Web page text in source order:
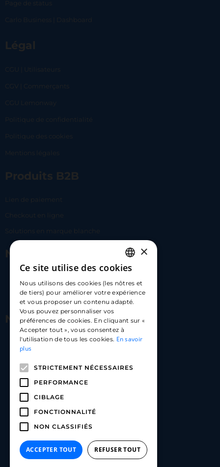
Page de status
Carlo Business | Dashboard
Légal
CGU | Utilisateurs
CGV | Commerçants
CGU Lemonway
Politique de confidentialité
Politique des cookies
Mentions légales
Produits B2B
Lien de paiement
Checkout en ligne
Solutions en marque blanche
Nous contacter
hello@carloapp.com
Nous suivre
Carlo App | Instagram
Carlo App | Linkedin
FRENCH
ENGLISH
SPANISH
×
Ce site utilise des cookies
Nous utilisons des cookies (les nôtres et
de tiers) pour améliorer votre expérience
et vous proposer un contenu adapté.
Vous pouvez personnaliser vos
préférences de cookies. En cliquant sur «
Accepter tout », vous consentez à
l'utilisation de tous les cookies. En savoir
plus
STRICTEMENT NÉCESSAIRES
PERFORMANCE
CIBLAGE
FONCTIONNALITÉ
NON CLASSIFIÉS
ACCEPTER TOUT REFUSER TOUT